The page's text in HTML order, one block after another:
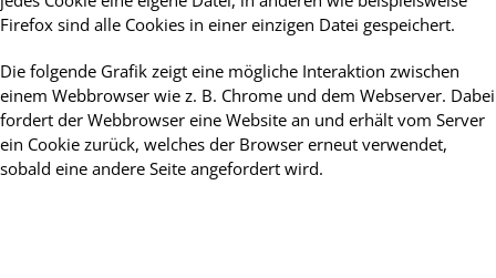
Firefox sind alle Cookies in einer einzigen Datei gespeichert.
Die folgende Grafik zeigt eine mögliche Interaktion zwischen
einem Webbrowser wie z. B. Chrome und dem Webserver. Dabei
fordert der Webbrowser eine Website an und erhält vom Server
ein Cookie zurück, welches der Browser erneut verwendet,
sobald eine andere Seite angefordert wird.